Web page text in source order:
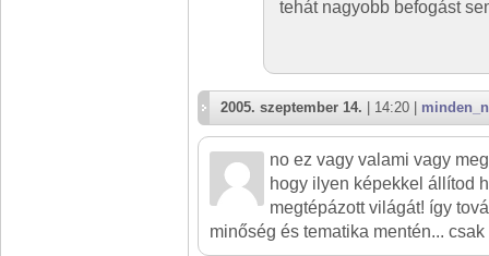
tehát nagyobb befogást
2005. szeptember 14. | 14:20 |
no ez vagy valami vagy
hogy ilyen képekkel állítod
megtépázott világát! így
minőség és tematika mentén...